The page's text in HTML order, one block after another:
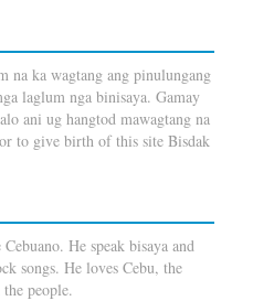
na ka wagtang ang pinulungang
laglum nga binisaya. Gamay
ani ug hangtod mawagtang na
to give birth of this site Bisdak
He speak bisaya and
songs. He loves Cebu, the
people.